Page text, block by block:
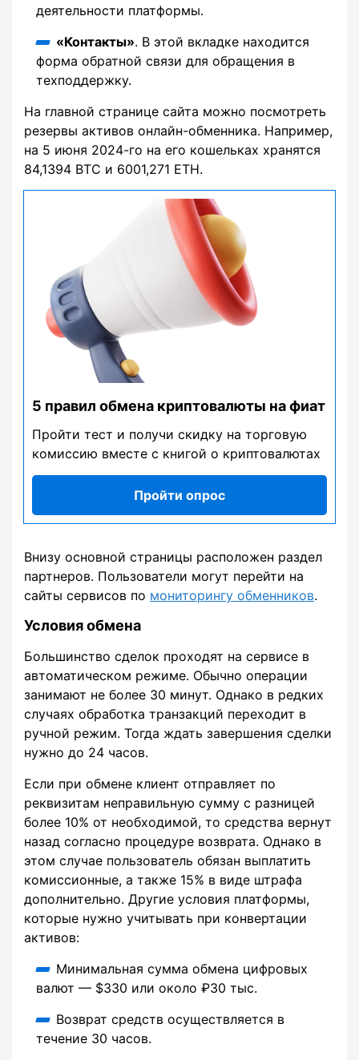
деятельности платформы.
«Контакты». В этой вкладке находится
форма обратной связи для обращения в
техподдержку.
На главной странице сайта можно посмотреть
резервы активов онлайн-обменника. Например,
на 5 июня 2024-го на его кошельках хранятся
84,1394 BTC и 6001,271 ETH.
5 правил обмена криптовалюты на фиат
Пройти тест и получи скидку на торговую
комиссию вместе с книгой о криптовалютах
Пройти опрос
Внизу основной страницы расположен раздел
партнеров. Пользователи могут перейти на
сайты сервисов по мониторингу обменников.
Условия обмена
Большинство сделок проходят на сервисе в
автоматическом режиме. Обычно операции
занимают не более 30 минут. Однако в редких
случаях обработка транзакций переходит в
ручной режим. Тогда ждать завершения сделки
нужно до 24 часов.
Если при обмене клиент отправляет по
реквизитам неправильную сумму с разницей
более 10% от необходимой, то средства вернут
назад согласно процедуре возврата. Однако в
этом случае пользователь обязан выплатить
комиссионные, а также 15% в виде штрафа
дополнительно. Другие условия платформы,
которые нужно учитывать при конвертации
активов:
Минимальная сумма обмена цифровых
валют — $330 или около ₽30 тыс.
Возврат средств осуществляется в
течение 30 часов.